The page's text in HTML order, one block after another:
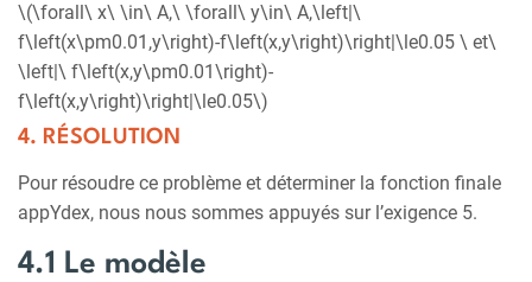
\(\forall\ x\ \in\ A,\ \forall\ y\in\ A,\left|\
f\left(x\pm0.01,y\right)-f\left(x,y\right)\right|\le0.05 \ et\
\left|\ f\left(x,y\pm0.01\right)-
f\left(x,y\right)\right|\le0.05\)
4. RÉSOLUTION
Pour résoudre ce problème et déterminer la fonction finale
appYdex, nous nous sommes appuyés sur l’exigence 5.
4.1 Le modèle